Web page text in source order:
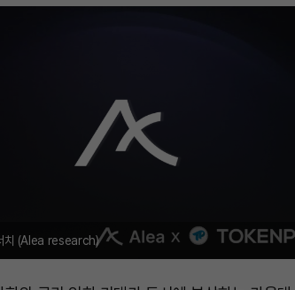
치 (Alea research)